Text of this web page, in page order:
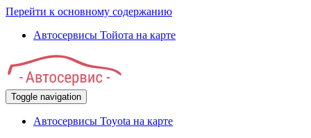
Перейти к основному содержанию
Автосервисы Тойота на карте
Toggle navigation
Автосервисы Toyota на карте